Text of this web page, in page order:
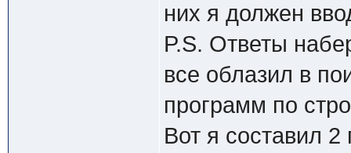
них я должен
P.S. Ответы
все облазил в
программ по
Вот я составил